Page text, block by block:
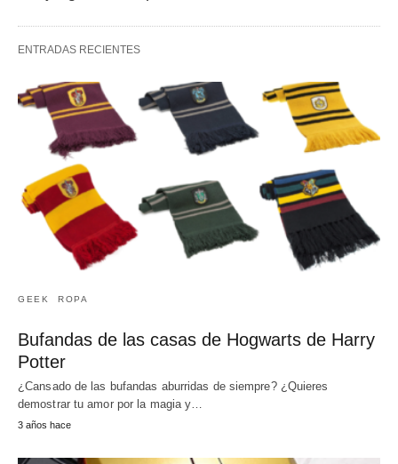
ENTRADAS RECIENTES
GEEK ROPA
Bufandas de las casas de Hogwarts de Harry
Potter
¿Cansado de las bufandas aburridas de siempre? ¿Quieres
demostrar tu amor por la magia y…
3 años hace